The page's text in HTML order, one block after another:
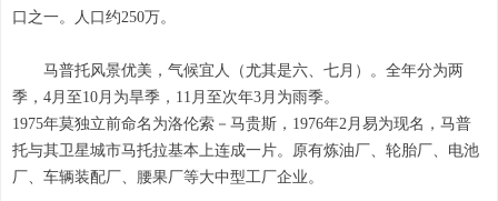
口之一。人口约250万。
马普托风景优美，气候宜人（尤其是六、七月）。全年分为两
季，4月至10月为旱季，11月至次年3月为雨季。
1975年莫独立前命名为洛伦索－马贵斯，1976年2月易为现名，马普
托与其卫星城市马托拉基本上连成一片。原有炼油厂、轮胎厂、电池
厂、车辆装配厂、腰果厂等大中型工厂企业。